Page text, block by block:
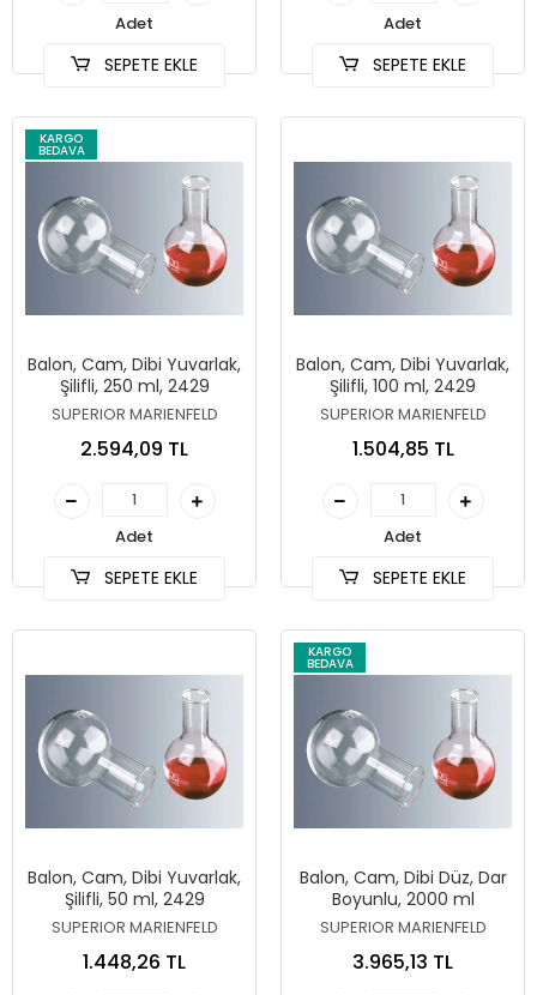
Adet
SEPETE EKLE
Adet
SEPETE EKLE
KARGO
BEDAVA
Balon, Cam, Dibi Yuvarlak,
Şilifli, 250 ml, 2429
SUPERIOR MARIENFELD
2.594,09 TL
Adet
SEPETE EKLE
Balon, Cam, Dibi Yuvarlak,
Şilifli, 100 ml, 2429
SUPERIOR MARIENFELD
1.504,85 TL
Adet
SEPETE EKLE
Balon, Cam, Dibi Yuvarlak,
Şilifli, 50 ml, 2429
SUPERIOR MARIENFELD
1.448,26 TL
KARGO
BEDAVA
Balon, Cam, Dibi Düz, Dar
Boyunlu, 2000 ml
SUPERIOR MARIENFELD
3.965,13 TL